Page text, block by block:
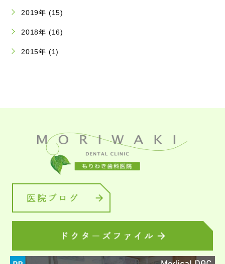
2019年 (15)
2018年 (16)
2015年 (1)